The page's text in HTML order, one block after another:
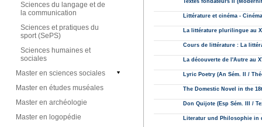
Sciences du langage et de
la communication
Sciences et pratiques du
sport (SePS)
Sciences humaines et
sociales
Master en sciences sociales
Master en études muséales
Master en archéologie
Master en logopédie